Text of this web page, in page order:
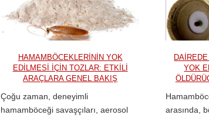
HAMAMBÖCEKLERININ YOK
EDILMESI IÇIN TOZLAR: ETKILI
ARAÇLARA GENEL BAKIŞ
Çoğu zaman, deneyimli
hamamböceği savaşçıları, aerosol
YOK
arasında,